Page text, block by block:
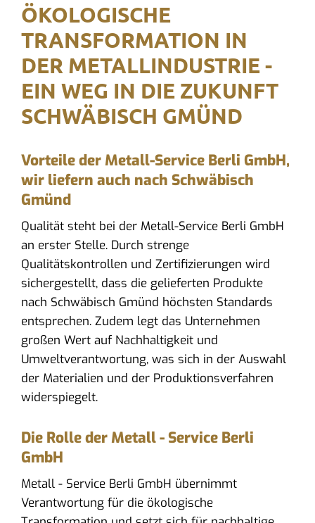
ÖKOLOGISCHE
TRANSFORMATION IN
DER METALLINDUSTRIE -
EIN WEG IN DIE ZUKUNFT
SCHWÄBISCH GMÜND
Vorteile der Metall-Service Berli GmbH,
wir liefern auch nach Schwäbisch
Gmünd
Qualität steht bei der Metall-Service Berli GmbH
an erster Stelle. Durch strenge
Qualitätskontrollen und Zertifizierungen wird
sichergestellt, dass die gelieferten Produkte
nach Schwäbisch Gmünd höchsten Standards
entsprechen. Zudem legt das Unternehmen
großen Wert auf Nachhaltigkeit und
Umweltverantwortung, was sich in der Auswahl
der Materialien und der Produktionsverfahren
widerspiegelt.
Die Rolle der Metall - Service Berli
GmbH
Metall - Service Berli GmbH übernimmt
Verantwortung für die ökologische